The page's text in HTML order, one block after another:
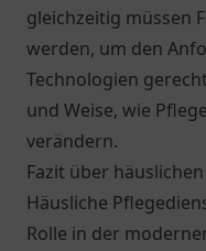
gleichzeitig müssen
werden, um den
Technologien
und Weise, wie
verändern.
Fazit über
Häusliche
Rolle in der